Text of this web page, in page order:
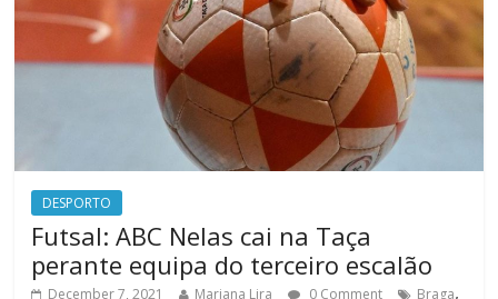
DESPORTO
Futsal: ABC Nelas cai na Taça
perante equipa do terceiro escalão
December 7, 2021 Mariana Lira 0 Comment Braga,